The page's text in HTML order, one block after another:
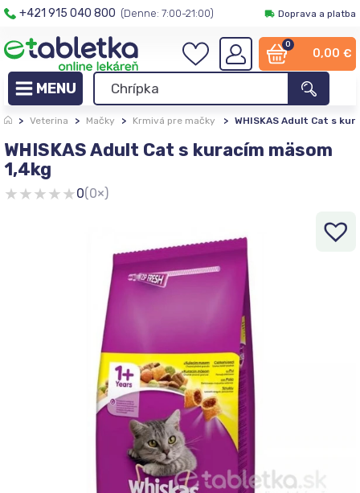
+421 915 040 800 (Denne: 7:00-21:00) Doprava a platba
0
0,00 €
> Veterina > Mačky > Krmivá pre mačky > WHISKAS Adult Cat s
WHISKAS Adult Cat s kuracím mäsom
1,4kg
★★★★★0(0×)